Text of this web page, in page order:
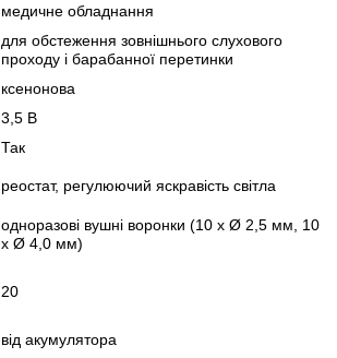
медичне обладнання
для обстеження зовнішнього слухового
проходу і барабанної перетинки
ксенонова
3,5 В
Так
реостат, регулюючий яскравість світла
одноразові вушні воронки (10 x Ø 2,5 мм, 10
x Ø 4,0 мм)
20
від акумулятора